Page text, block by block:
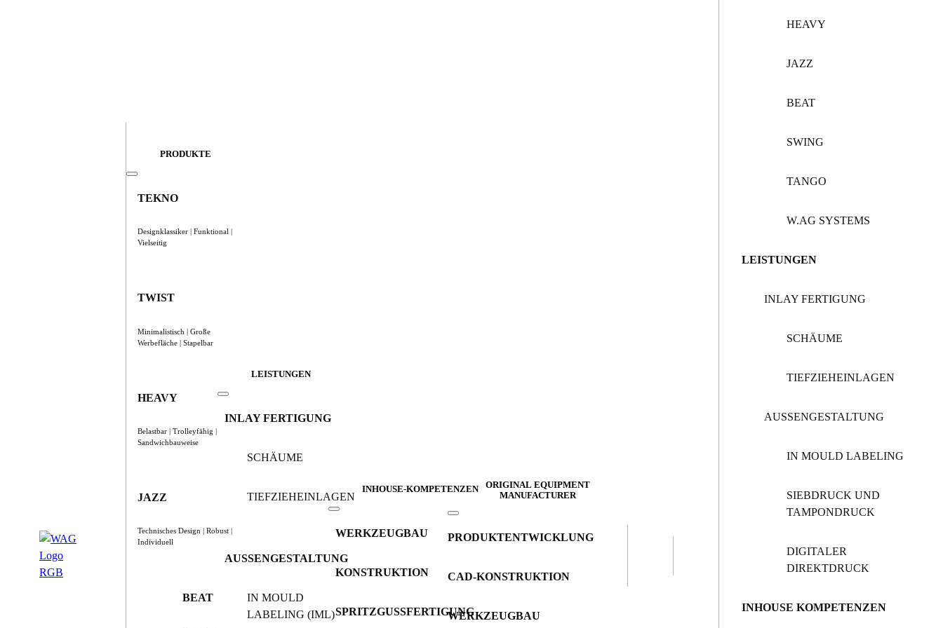
PRODUKTE
TEKNO
Designklassiker | Funktional |
Vielseitig
TWIST
Minimalistisch | Große
Werbefläche | Stapelbar
HEAVY
Belastbar | Trolleyfähig |
Sandwichbauweise
JAZZ
Technisches Design | Robust |
Individuell
BEAT
LEISTUNGEN
INLAY FERTIGUNG
SCHÄUME
TIEFZIEHEINLAGEN
AUSSENGESTALTUNG
IN MOULD
LABELING (IML)
INHOUSE-KOMPETENZEN
WERKZEUGBAU
KONSTRUKTION
SPRITZGUSSFERTIGUNG
ORIGINAL EQUIPMENT
MANUFACTURER
PRODUKTENTWICKLUNG
CAD-KONSTRUKTION
WERKZEUGBAU
HEAVY
JAZZ
BEAT
SWING
TANGO
W.AG SYSTEMS
LEISTUNGEN
INLAY FERTIGUNG
SCHÄUME
TIEFZIEHEINLAGEN
AUSSENGESTALTUNG
IN MOULD LABELING
SIEBDRUCK UND
TAMPONDRUCK
DIGITALER
DIREKTDRUCK
INHOUSE KOMPETENZEN